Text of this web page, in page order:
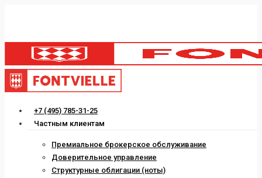
content
Menu
+7 (495) 785-31-25
Частным клиентам
Премиальное брокерское обслуживание
Доверительное управление
Структурные облигации (ноты)